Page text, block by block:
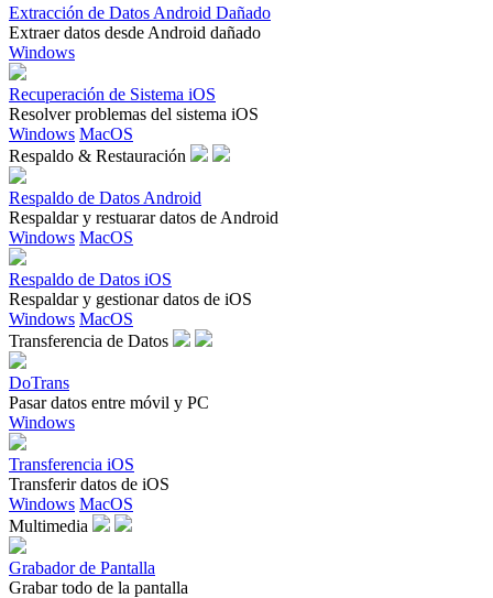
Extracción de Datos Android Dañado
Extraer datos desde Android dañado
Windows
Recuperación de Sistema iOS
Resolver problemas del sistema iOS
Windows MacOS
Respaldo & Restauración
Respaldo de Datos Android
Respaldar y restuarar datos de Android
Windows MacOS
Respaldo de Datos iOS
Respaldar y gestionar datos de iOS
Windows MacOS
Transferencia de Datos
DoTrans
Pasar datos entre móvil y PC
Windows
Transferencia iOS
Transferir datos de iOS
Windows MacOS
Multimedia
Grabador de Pantalla
Grabar todo de la pantalla